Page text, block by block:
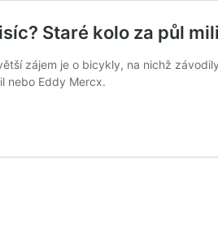
Staré kolo za půl
zájem je o bicykly, na nichž
nebo Eddy Mercx.